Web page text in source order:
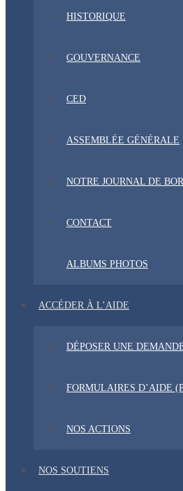
HISTORIQUE
GOUVERNANCE
CED
ASSEMBLÉE GÉNÉRALE
NOTRE JOURNAL DE
CONTACT
ALBUMS PHOTOS
ACCÉDER À L’AIDE
DÉPOSER UNE
FORMULAIRES D’AIDE
NOS ACTIONS
NOS SOUTIENS